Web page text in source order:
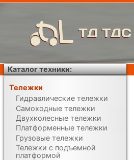
ТД ТДС
Каталог техники:
Тележки
Гидравлические тележки
Самоходные тележки
Двухколесные тележки
Платформенные тележки
Грузовые тележки
Тележки с подъемной
платформой